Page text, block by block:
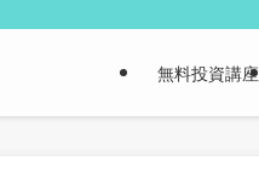
無料投資講座